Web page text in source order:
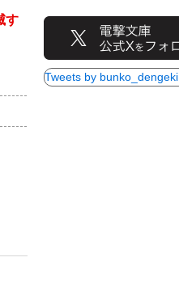
す
Tweets by bunko_dengeki